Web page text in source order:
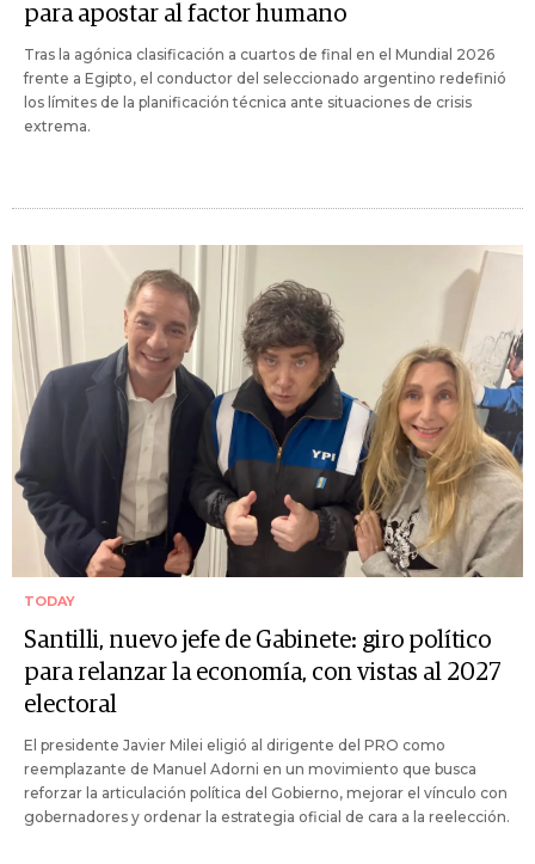
para apostar al factor humano
Tras la agónica clasificación a cuartos de final en el Mundial 2026
frente a Egipto, el conductor del seleccionado argentino redefinió
los límites de la planificación técnica ante situaciones de crisis
extrema.
TODAY
Santilli, nuevo jefe de Gabinete: giro político
para relanzar la economía, con vistas al 2027
electoral
El presidente Javier Milei eligió al dirigente del PRO como
reemplazante de Manuel Adorni en un movimiento que busca
reforzar la articulación política del Gobierno, mejorar el vínculo con
gobernadores y ordenar la estrategia oficial de cara a la reelección.